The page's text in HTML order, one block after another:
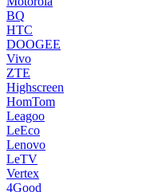
BQ
HTC
DOOGEE
Vivo
ZTE
Highscreen
HomTom
Leagoo
LeEco
Lenovo
LeTV
Vertex
4Good